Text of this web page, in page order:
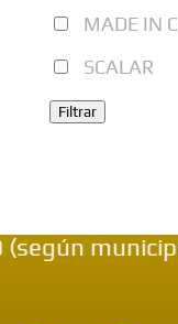
MADE IN
SCALAR
Filtrar
—